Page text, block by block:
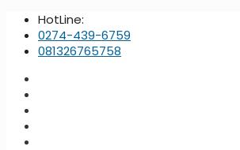
HotLine:
0274-439-6759
081326765758